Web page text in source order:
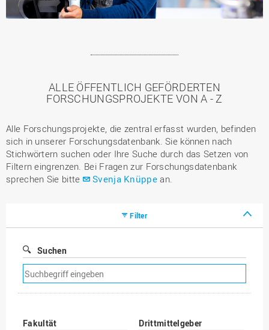
ALLE ÖFFENTLICH GEFÖRDERTEN
FORSCHUNGSPROJEKTE VON A - Z
Alle Forschungsprojekte, die zentral erfasst wurden, befinden
sich in unserer Forschungsdatenbank. Sie können nach
Stichwörtern suchen oder Ihre Suche durch das Setzen von
Filtern eingrenzen. Bei Fragen zur Forschungsdatenbank
sprechen Sie bitte
Svenja Knüppean.
Filter
Suchen
Suchfilter
entfernen
Fakultät
Drittmittelgeber